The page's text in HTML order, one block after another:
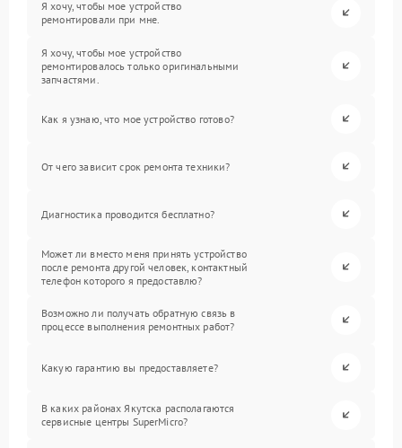
Я хочу, чтобы мое устройство
ремонтировали при мне.
Я хочу, чтобы мое устройство
ремонтировалось только оригинальными
запчастями.
Как я узнаю, что мое устройство готово?
От чего зависит срок ремонта техники?
Диагностика проводится бесплатно?
Может ли вместо меня принять устройство
после ремонта другой человек, контактный
телефон которого я предоставлю?
Возможно ли получать обратную связь в
процессе выполнения ремонтных работ?
Какую гарантию вы предоставляете?
В каких районах Якутска располагаются
сервисные центры SuperMicro?